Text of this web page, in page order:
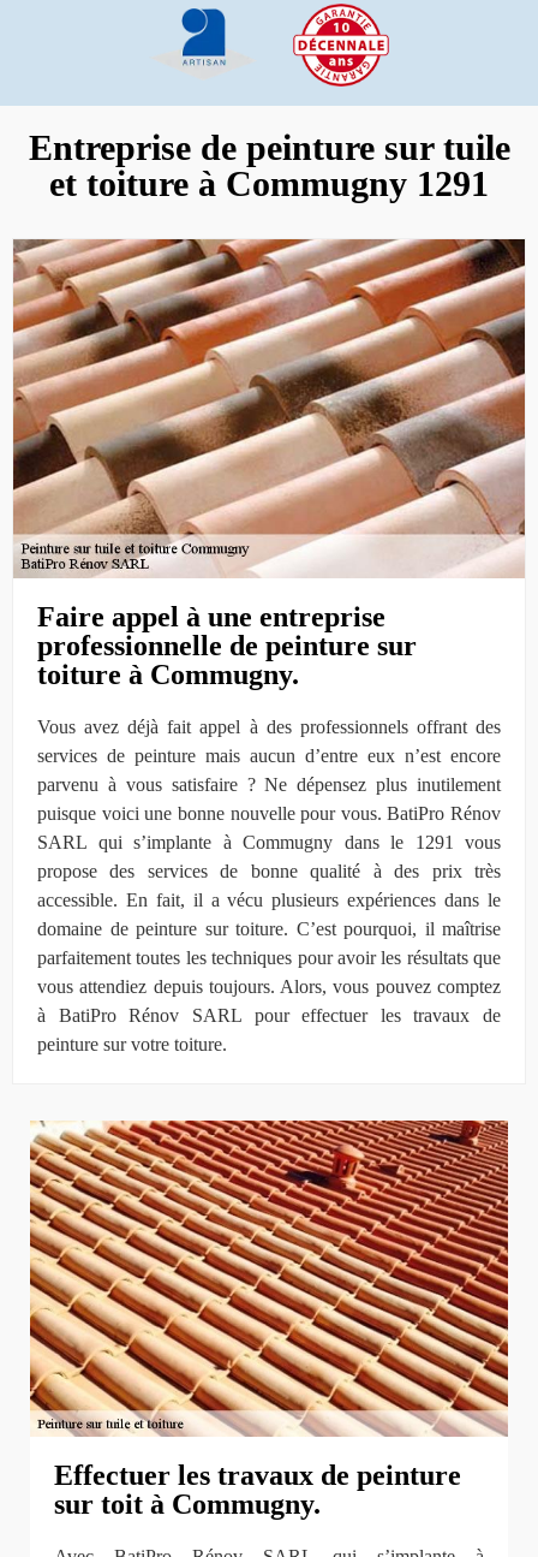
Entreprise de peinture sur tuile
et toiture à Commugny 1291
Faire appel à une entreprise
professionnelle de peinture sur
toiture à Commugny.
Vous avez déjà fait appel à des professionnels offrant des
services de peinture mais aucun d’entre eux n’est encore
parvenu à vous satisfaire ? Ne dépensez plus inutilement
puisque voici une bonne nouvelle pour vous. BatiPro Rénov
SARL qui s’implante à Commugny dans le 1291 vous
propose des services de bonne qualité à des prix très
accessible. En fait, il a vécu plusieurs expériences dans le
domaine de peinture sur toiture. C’est pourquoi, il maîtrise
parfaitement toutes les techniques pour avoir les résultats que
vous attendiez depuis toujours. Alors, vous pouvez comptez
à BatiPro Rénov SARL pour effectuer les travaux de
peinture sur votre toiture.
Effectuer les travaux de peinture
sur toit à Commugny.